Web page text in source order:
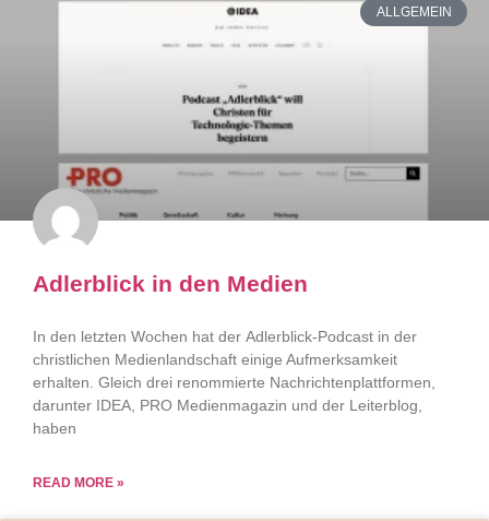
ALLGEMEIN
Adlerblick in den Medien
In den letzten Wochen hat der Adlerblick-Podcast in der
christlichen Medienlandschaft einige Aufmerksamkeit
erhalten. Gleich drei renommierte Nachrichtenplattformen,
darunter IDEA, PRO Medienmagazin und der Leiterblog,
haben
READ MORE »